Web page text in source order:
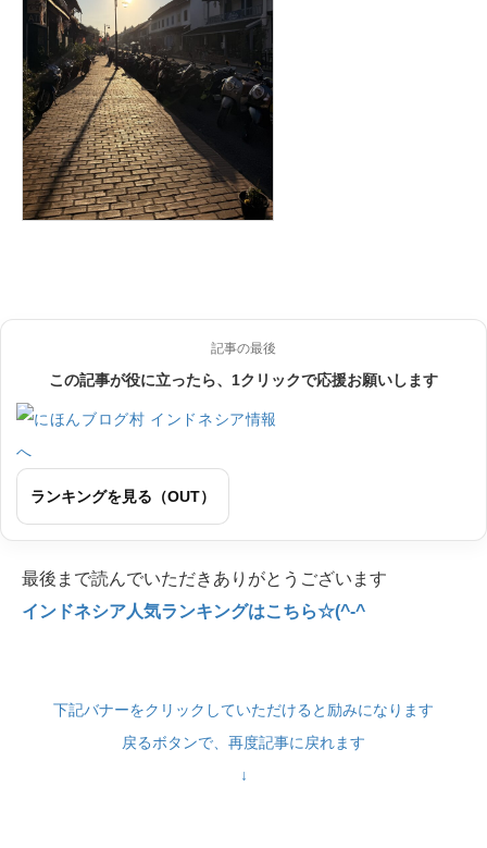
記事の最後
この記事が役に立ったら、1クリックで応援お願いします
ランキングを見る（OUT）
最後まで読んでいただきありがとうございます
インドネシア人気ランキングはこちら☆(^-^
下記バナーをクリックしていただけると励みになります
戻るボタンで、再度記事に戻れます
↓